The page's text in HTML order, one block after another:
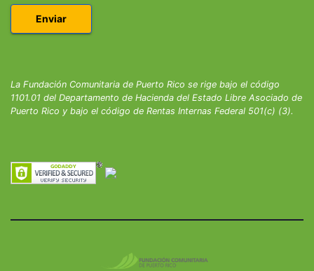
La Fundación Comunitaria de Puerto Rico se rige bajo el código
1101.01 del Departamento de Hacienda del Estado Libre Asociado de
Puerto Rico y bajo el código de Rentas Internas Federal 501(c) (3).